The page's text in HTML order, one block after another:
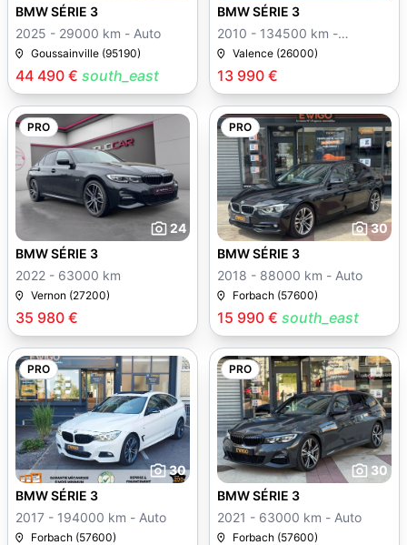
44 490 € south_east
BMW SÉRIE 3
2025 - 29000 km - Auto
Goussainville (95190)
13 990 €
BMW SÉRIE 3
2010 - 134500 km -
Manuelle
Valence (26000)
PRO
24
35 980 €
BMW SÉRIE 3
2022 - 63000 km
Vernon (27200)
PRO
30
15 990 € south_east
BMW SÉRIE 3
2018 - 88000 km - Auto
Forbach (57600)
PRO
30
BMW SÉRIE 3
2017 - 194000 km - Auto
Forbach (57600)
PRO
30
BMW SÉRIE 3
2021 - 63000 km - Auto
Forbach (57600)